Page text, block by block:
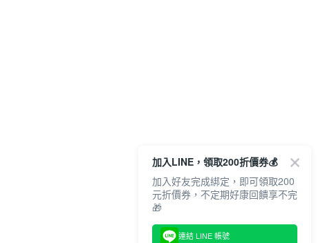
加入LINE，領取200折價券💰
加入好友完成綁定，即可領取200
元折價券，不定期好康回饋享不完
🎁
連結 LINE 帳號